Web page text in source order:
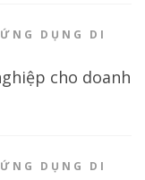
DỤNG DI
cho doanh
DỤNG DI